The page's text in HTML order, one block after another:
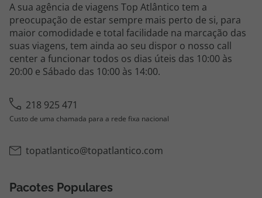
A sua agência de viagens Top Atlântico tem a
preocupação de estar sempre mais perto de si, para
maior comodidade e total facilidade na marcação das
suas viagens, tem ainda ao seu dispor o nosso call
center a funcionar todos os dias úteis das 10:00 às
20:00 e Sábado das 10:00 às 14:00.
218 925 471
Custo de uma chamada para a rede fixa nacional
topatlantico@topatlantico.com
Pacotes Populares